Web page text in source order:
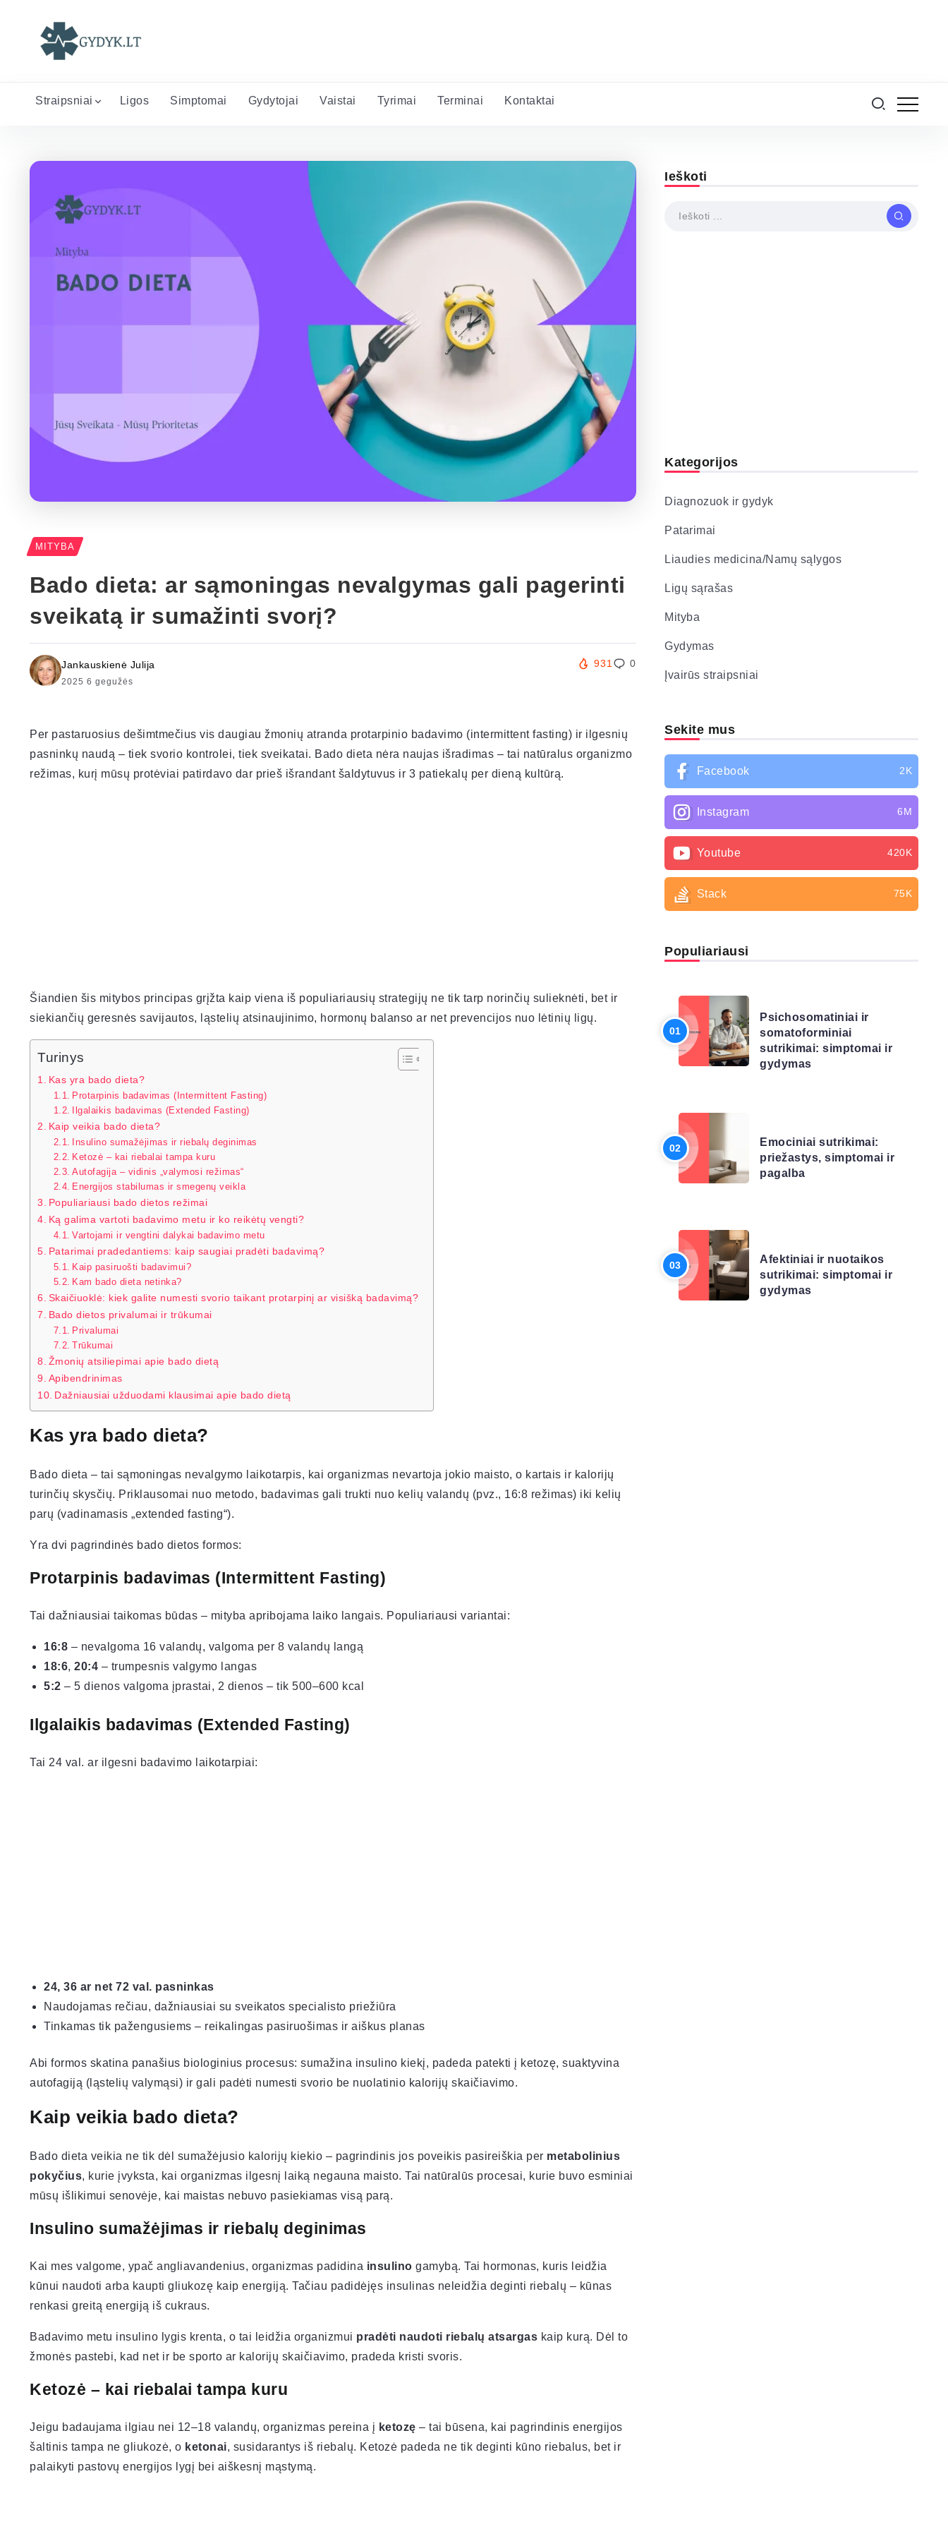
Straipsniai Ligos Simptomai Gydytojai Vaistai Tyrimai Terminai Kontaktai
MITYBA
Bado dieta: ar sąmoningas nevalgymas gali pagerinti
sveikatą ir sumažinti svorį?
Jankauskienė Julija
2025 6 gegužės
931 0
Per pastaruosius dešimtmečius vis daugiau žmonių atranda protarpinio badavimo (intermittent fasting) ir ilgesnių
pasninkų naudą – tiek svorio kontrolei, tiek sveikatai. Bado dieta nėra naujas išradimas – tai natūralus organizmo
režimas, kurį mūsų protėviai patirdavo dar prieš išrandant šaldytuvus ir 3 patiekalų per dieną kultūrą.
Šiandien šis mitybos principas grįžta kaip viena iš populiariausių strategijų ne tik tarp norinčių sulieknėti, bet ir
siekiančių geresnės savijautos, ląstelių atsinaujinimo, hormonų balanso ar net prevencijos nuo lėtinių ligų.
Turinys
Kas yra bado dieta?
Protarpinis badavimas (Intermittent Fasting)
Ilgalaikis badavimas (Extended Fasting)
Kaip veikia bado dieta?
Insulino sumažėjimas ir riebalų deginimas
Ketozė – kai riebalai tampa kuru
Autofagija – vidinis „valymosi režimas“
Energijos stabilumas ir smegenų veikla
Populiariausi bado dietos režimai
Ką galima vartoti badavimo metu ir ko reikėtų vengti?
Vartojami ir vengtini dalykai badavimo metu
Patarimai pradedantiems: kaip saugiai pradėti badavimą?
Kaip pasiruošti badavimui?
Kam bado dieta netinka?
Skaičiuoklė: kiek galite numesti svorio taikant protarpinį ar visišką badavimą?
Bado dietos privalumai ir trūkumai
Privalumai
Trūkumai
Žmonių atsiliepimai apie bado dietą
Apibendrinimas
Dažniausiai užduodami klausimai apie bado dietą
Kas yra bado dieta?
Bado dieta – tai sąmoningas nevalgymo laikotarpis, kai organizmas nevartoja jokio maisto, o kartais ir kalorijų
turinčių skysčių. Priklausomai nuo metodo, badavimas gali trukti nuo kelių valandų (pvz., 16:8 režimas) iki kelių
parų (vadinamasis „extended fasting“).
Yra dvi pagrindinės bado dietos formos:
Protarpinis badavimas (Intermittent Fasting)
Tai dažniausiai taikomas būdas – mityba apribojama laiko langais. Populiariausi variantai:
16:8 – nevalgoma 16 valandų, valgoma per 8 valandų langą
18:6, 20:4 – trumpesnis valgymo langas
5:2 – 5 dienos valgoma įprastai, 2 dienos – tik 500–600 kcal
Ilgalaikis badavimas (Extended Fasting)
Tai 24 val. ar ilgesni badavimo laikotarpiai:
24, 36 ar net 72 val. pasninkas
Naudojamas rečiau, dažniausiai su sveikatos specialisto priežiūra
Tinkamas tik pažengusiems – reikalingas pasiruošimas ir aiškus planas
Abi formos skatina panašius biologinius procesus: sumažina insulino kiekį, padeda patekti į ketozę, suaktyvina
autofagiją (ląstelių valymąsi) ir gali padėti numesti svorio be nuolatinio kalorijų skaičiavimo.
Kaip veikia bado dieta?
Bado dieta veikia ne tik dėl sumažėjusio kalorijų kiekio – pagrindinis jos poveikis pasireiškia per metabolinius
pokyčius, kurie įvyksta, kai organizmas ilgesnį laiką negauna maisto. Tai natūralūs procesai, kurie buvo esminiai
mūsų išlikimui senovėje, kai maistas nebuvo pasiekiamas visą parą.
Insulino sumažėjimas ir riebalų deginimas
Kai mes valgome, ypač angliavandenius, organizmas padidina insulino gamybą. Tai hormonas, kuris leidžia
kūnui naudoti arba kaupti gliukozę kaip energiją. Tačiau padidėjęs insulinas neleidžia deginti riebalų – kūnas
renkasi greitą energiją iš cukraus.
Badavimo metu insulino lygis krenta, o tai leidžia organizmui pradėti naudoti riebalų atsargas kaip kurą. Dėl to
žmonės pastebi, kad net ir be sporto ar kalorijų skaičiavimo, pradeda kristi svoris.
Ketozė – kai riebalai tampa kuru
Jeigu badaujama ilgiau nei 12–18 valandų, organizmas pereina į ketozę – tai būsena, kai pagrindinis energijos
šaltinis tampa ne gliukozė, o ketonai, susidarantys iš riebalų. Ketozė padeda ne tik deginti kūno riebalus, bet ir
palaikyti pastovų energijos lygį bei aiškesnį mąstymą.
Ieškoti
Kategorijos
Diagnozuok ir gydyk
Patarimai
Liaudies medicina/Namų sąlygos
Ligų sąrašas
Mityba
Gydymas
Įvairūs straipsniai
Sekite mus
Facebook 2K
Instagram 6M
Youtube 420K
Stack 75K
Populiariausi
Psichosomatiniai ir
somatoforminiai
sutrikimai: simptomai ir
gydymas
Emociniai sutrikimai:
priežastys, simptomai ir
pagalba
Afektiniai ir nuotaikos
sutrikimai: simptomai ir
gydymas